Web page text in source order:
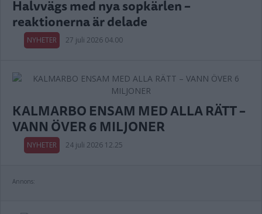
Halvvägs med nya sopkärlen –
reaktionerna är delade
NYHETER 27 juli 2026 04.00
KALMARBO ENSAM MED ALLA RÄTT –
VANN ÖVER 6 MILJONER
NYHETER 24 juli 2026 12.25
Annons: